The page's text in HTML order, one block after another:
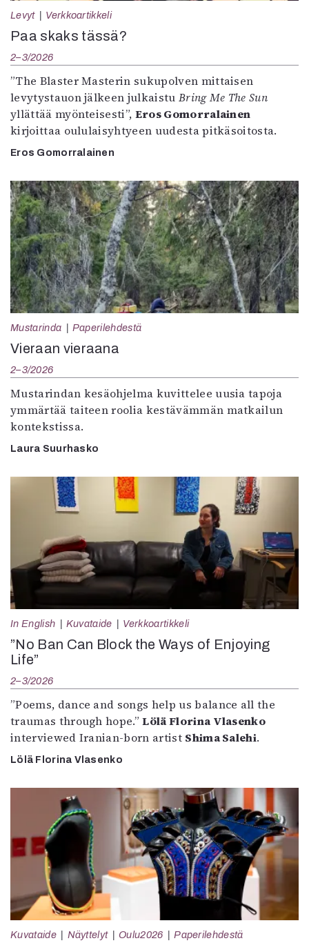
Levyt Verkkoartikkeli
Paa skaks tässä?
2–3/2026
”The Blaster Masterin sukupolven mittaisen
levytystauon jälkeen julkaistu Bring Me The Sun
yllättää myönteisesti”, Eros Gomorralainen
kirjoittaa oululaisyhtyeen uudesta pitkäsoitosta.
Eros Gomorralainen
Mustarinda Paperilehdestä
Vieraan vieraana
2–3/2026
Mustarindan kesäohjelma kuvittelee uusia tapoja
ymmärtää taiteen roolia kestävämmän matkailun
kontekstissa.
Laura Suurhasko
In English Kuvataide Verkkoartikkeli
”No Ban Can Block the Ways of Enjoying
Life”
2–3/2026
”Poems, dance and songs help us balance all the
traumas through hope.”Lölä Florina Vlasenko
interviewed Iranian-born artist Shima Salehi.
Lölä Florina Vlasenko
Kuvataide Näyttelyt Oulu2026 Paperilehdestä